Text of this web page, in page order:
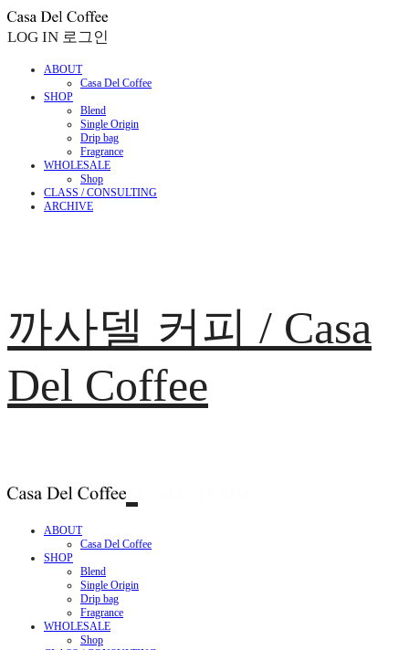
LOG IN 로그인
ABOUT
Casa Del Coffee
SHOP
Blend
Single Origin
Drip bag
Fragrance
WHOLESALE
Shop
CLASS / CONSULTING
ARCHIVE
까사델 커피 / Casa
Del Coffee
ABOUT
Casa Del Coffee
SHOP
Blend
Single Origin
Drip bag
Fragrance
WHOLESALE
Shop